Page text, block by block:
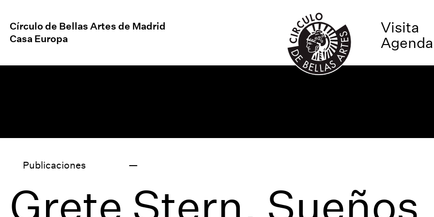
Círculo de Bellas Artes de Madrid
Casa Europa
Visita
Agenda
Publicaciones
Grete Stern. Sueños